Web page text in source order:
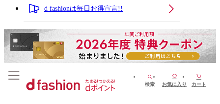
d fashionは毎日お得宣言!!
検索 お気に入り カート